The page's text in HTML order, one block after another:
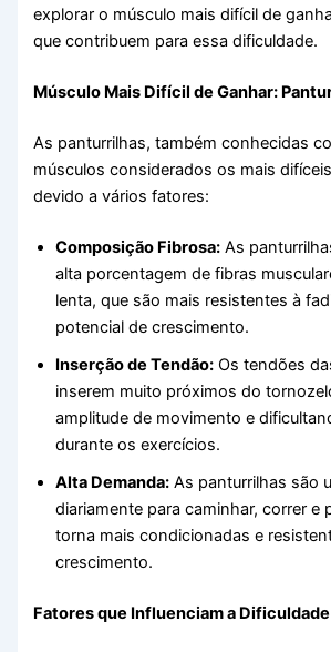
explorar o músculo mais difícil de
que contribuem para essa dificuldade.
Músculo Mais Difícil de Ganhar:
As panturrilhas, também conhecidas
músculos considerados os mais
devido a vários fatores:
Composição Fibrosa: As
alta porcentagem de fibras
lenta, que são mais resistentes à
potencial de crescimento.
Inserção de Tendão: Os tendões
inserem muito próximos do
amplitude de movimento e
durante os exercícios.
Alta Demanda: As panturrilhas são
diariamente para caminhar, correr e
torna mais condicionadas e
crescimento.
Fatores que Influenciam a Dificuldade